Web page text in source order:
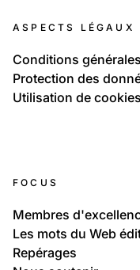
Contamines
ASPECTS LÉGAUX
Conditions générales
Protection des
Utilisation de cookies
FOCUS
Membres
Les mots du Web
Repérages